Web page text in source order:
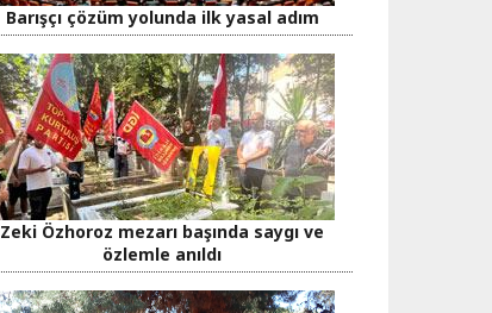
Barışçı çözüm yolunda ilk yasal adım
Zeki Özhoroz mezarı başında saygı ve
özlemle anıldı